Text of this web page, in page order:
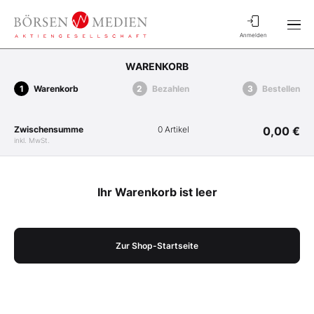
Anmelden
WARENKORB
Warenkorb Bezahlen Bestellen
Zwischensumme
inkl. MwSt.
0 Artikel 0,00 €
Ihr Warenkorb ist leer
Zur Shop-Startseite